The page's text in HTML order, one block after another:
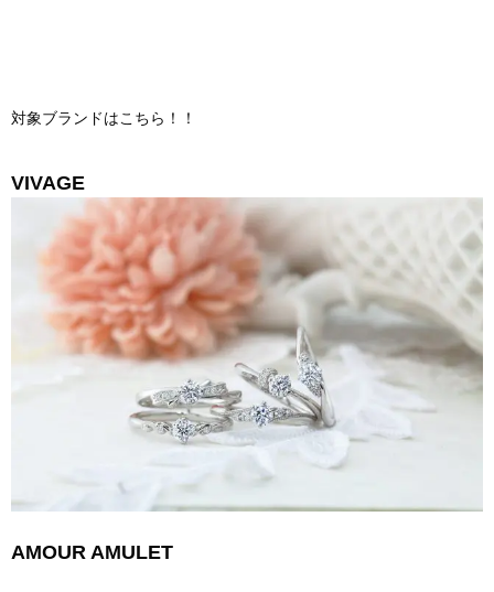
対象ブランドはこちら！！
VIVAGE
AMOUR AMULET